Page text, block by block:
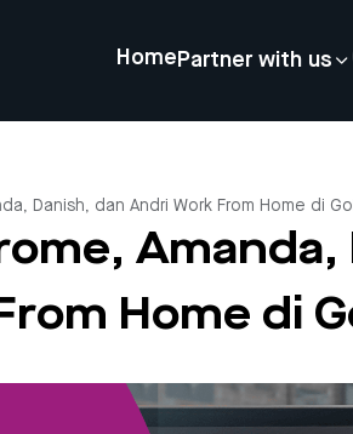
Home Partner with us
Danish, dan Andri Work From Home di
Amanda,
Home di